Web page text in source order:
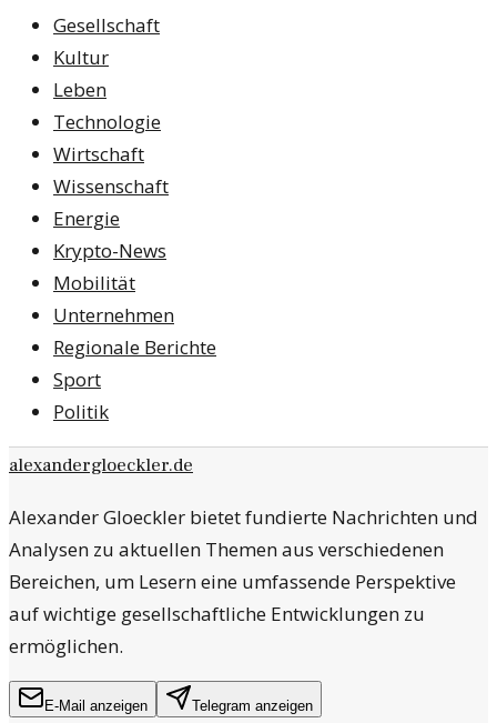
Gesellschaft
Kultur
Leben
Technologie
Wirtschaft
Wissenschaft
Energie
Krypto-News
Mobilität
Unternehmen
Regionale Berichte
Sport
Politik
alexandergloeckler.de
Alexander Gloeckler bietet fundierte Nachrichten und
Analysen zu aktuellen Themen aus verschiedenen
Bereichen, um Lesern eine umfassende Perspektive
auf wichtige gesellschaftliche Entwicklungen zu
ermöglichen.
E-Mail anzeigen Telegram anzeigen